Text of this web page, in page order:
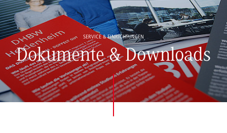
SERVICE & EINRICHTUNGEN
Dokumente & Downloads